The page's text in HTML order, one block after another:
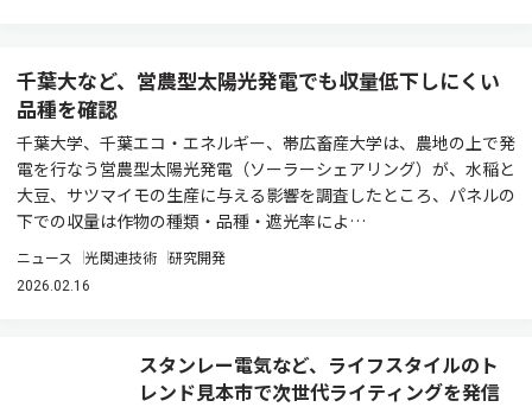
千葉大など、営農型太陽光発電でも収量低下しにくい
品種を確認
千葉大学、千葉エコ・エネルギー、帯広畜産大学は、農地の上で発
電を行なう営農型太陽光発電（ソーラーシェアリング）が、水稲と
大豆、サツマイモの生産に与える影響を調査したところ、パネルの
下での収量は作物の種類・品種・遮光率によ…
ニュース 光関連技術 研究開発
2026.02.16
スタンレー電気など、ライフスタイルのト
レンド見本市で次世代ライティングを発信